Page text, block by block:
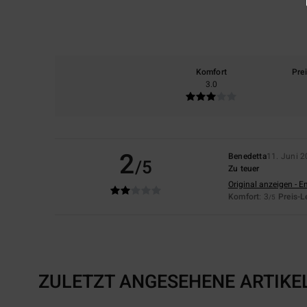
Komfort
3.0
2/5 Benedetta11. Juni
Zu teuer
Original anzeigen -
Komfort: 3/5 Preis-
ZULETZT ANGESEHENE